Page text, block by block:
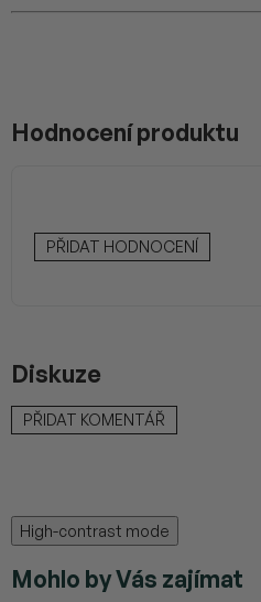
Hodnocení produktu
PŘIDAT HODNOCENÍ
Diskuze
PŘIDAT KOMENTÁŘ
High-contrast mode
Mohlo by Vás zajímat